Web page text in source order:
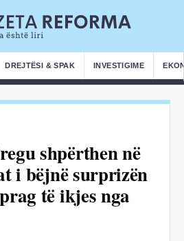
DREJTËSI & SPAK INVESTIGIME
shpërthen në
i bëjnë surprizën
të ikjes nga